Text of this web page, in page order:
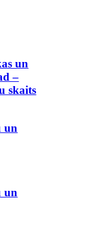
un
–
skaits
un
un